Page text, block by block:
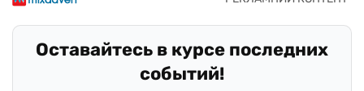
Оставайтесь в курсе последних
событий!